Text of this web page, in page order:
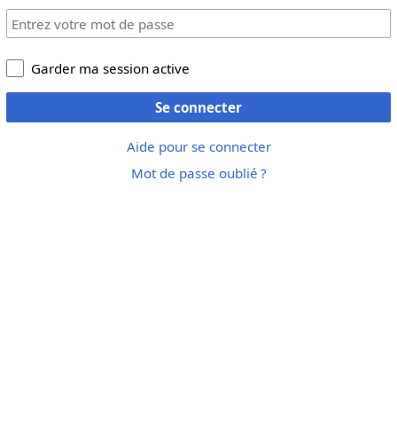
Garder ma session active
Se connecter
Aide pour se connecter
Mot de passe oublié ?